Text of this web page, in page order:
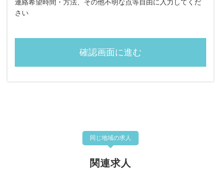
連絡希望時間・方法、その他不明な点等自由に入力してくだ
さい
同じ地域の求人
関連求人